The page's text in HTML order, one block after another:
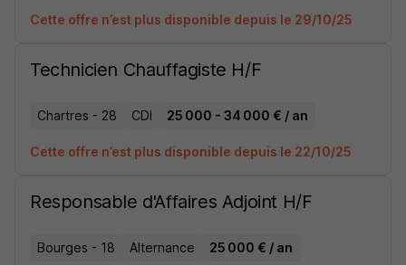
Cette offre n’est plus disponible depuis le 29/10/25
Technicien Chauffagiste H/F
Chartres - 28 CDI 25 000 - 34 000 € / an
Cette offre n’est plus disponible depuis le 22/10/25
Responsable d'Affaires Adjoint H/F
Bourges - 18 Alternance 25 000 € / an